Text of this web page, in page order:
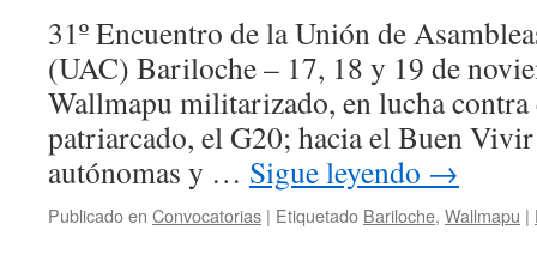
31º Encuentro de la Unión de
(UAC) Bariloche – 17, 18 y 19 de
Wallmapu militarizado, en lucha
patriarcado, el G20; hacia el Buen Vivir
autónomas y … Sigue leyendo →
Publicado en Convocatorias | Etiquetado Bariloche, Wallmapu |